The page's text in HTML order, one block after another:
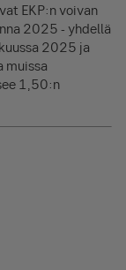
EKP:n voivan
2025 - yhdellä
2025 ja
muissa
1,50:n